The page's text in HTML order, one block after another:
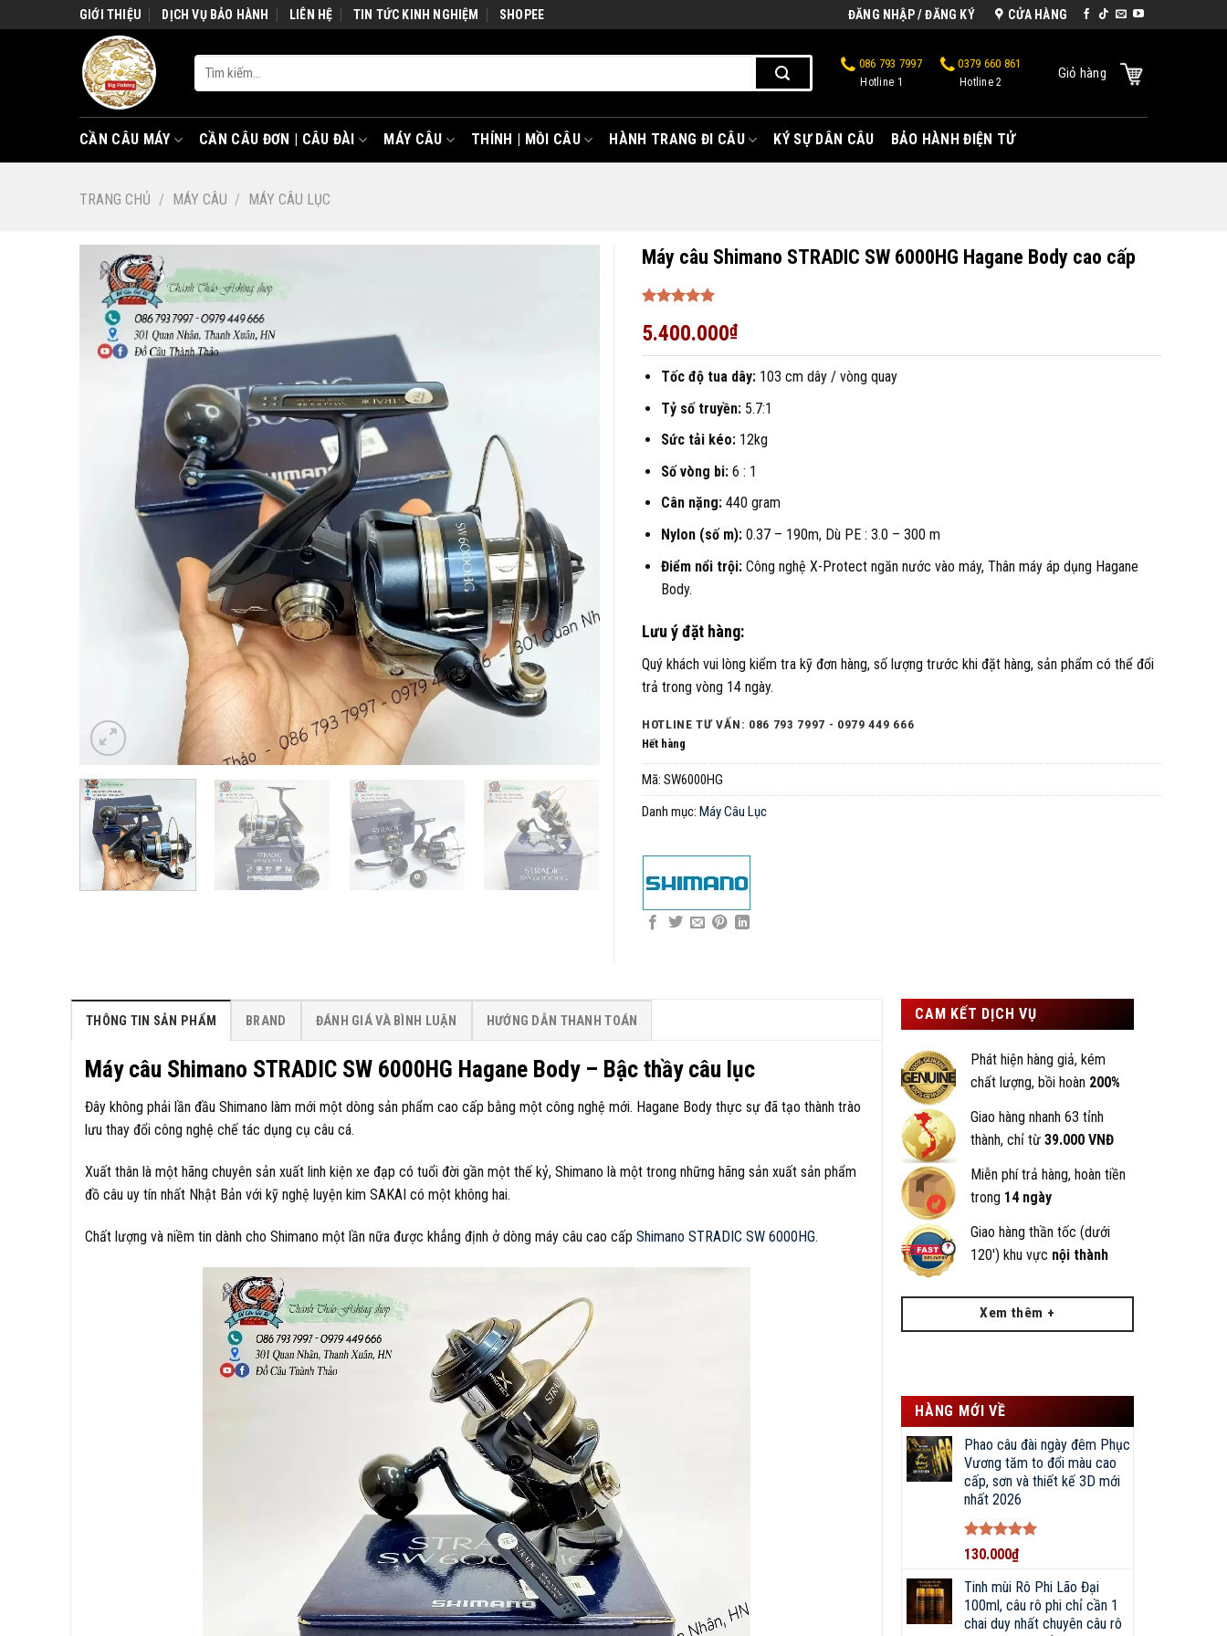
to
GIỚI THIỆU DỊCH VỤ BẢO HÀNH LIÊN HỆ TIN TỨC KINH NGHIỆM SHOPEE ĐĂNG NHẬP / ĐĂNG KÝ CỬA HÀNG
Tìm
kiếm:
086 793 7997
Hotline 1
0379 660 861
Hotline 2
Giỏ hàng
CẦN CÂU MÁY CẦN CÂU ĐƠN | CÂU ĐÀI MÁY CÂU THÍNH | MỒI CÂU HÀNH TRANG ĐI CÂU KÝ SỰ DÂN CÂU BẢO HÀNH ĐIỆN TỬ
TRANG CHỦ / MÁY CÂU / MÁY CÂU LỤC
Máy câu Shimano STRADIC SW 6000HG Hagane Body cao cấp
hạng55
5.400.000₫
Tốc độ tua dây:103 cm dây / vòng quay
Tỷ số truyền:5.7:1
Sức tải kéo:12kg
Số vòng bi:6 : 1
Cân nặng:440 gram
Nylon (số m):0.37 – 190m, Dù PE : 3.0 – 300 m
Điểm nổi trội:Công nghệ X-Protect ngăn nước vào máy, Thân máy áp dụng Hagane
Body.
Lưu ý đặt hàng:
Quý khách vui lòng kiểm tra kỹ đơn hàng, số lượng trước khi đặt hàng, sản phẩm có thể đổi
trả trong vòng 14 ngày.
HOTLINE TƯ VẤN: 086 793 7997 - 0979 449 666
Hết hàng
Mã: SW6000HG
Danh mục: Máy Câu Lục
THÔNG TIN SẢN PHẨM BRAND ĐÁNH GIÁ VÀ BÌNH LUẬN HƯỚNG DẪN THANH TOÁN
Máy câu Shimano STRADIC SW 6000HG Hagane Body – Bậc thầy câu lục
Đây không phải lần đầu Shimano làm mới một dòng sản phẩm cao cấp bằng một công nghệ mới. Hagane Body thực sự đã tạo thành trào
lưu thay đổi công nghệ chế tác dụng cụ câu cá.
Xuất thân là một hãng chuyên sản xuất linh kiện xe đạp có tuổi đời gần một thế kỷ, Shimano là một trong những hãng sản xuất sản phẩm
đồ câu uy tín nhất Nhật Bản với kỹ nghệ luyện kim SAKAI có một không hai.
Chất lượng và niềm tin dành cho Shimano một lần nữa được khẳng định ở dòng máy câu cao cấp Shimano STRADIC SW 6000HG.
CAM KẾT DỊCH VỤ
Phát hiện hàng giả, kém
chất lượng, bồi hoàn 200%
Giao hàng nhanh 63 tỉnh
thành, chỉ từ 39.000 VNĐ
Miễn phí trả hàng, hoàn tiền
trong 14 ngày
Giao hàng thần tốc (dưới
120') khu vực nội thành
Xem thêm +
HÀNG MỚI VỀ
Phao câu đài ngày đêm Phục
Vương tăm to đổi màu cao
cấp, sơn và thiết kế 3D mới
nhất 2026
Được xếp
hạng55
sao
130.000₫
Tinh mùi Rô Phi Lão Đại
100ml, câu rô phi chỉ cần 1
chai duy nhất chuyên câu rô